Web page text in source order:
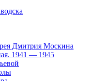
Дмитрия Москина
1941 — 1945